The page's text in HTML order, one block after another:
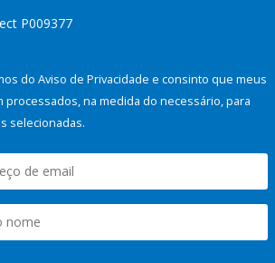
P009377
do Aviso de Privacidade e consinto que meus
processados, na medida do necessário, para
selecionadas.